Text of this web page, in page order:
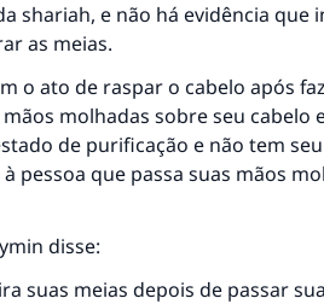
shariah, e não há evidência que
as meias.
o ato de raspar o cabelo após
molhadas sobre seu cabelo
de purificação e não tem
pessoa que passa suas mãos
disse:
suas meias depois de passar